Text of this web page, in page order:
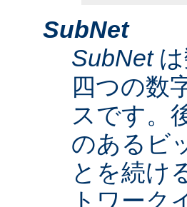
SubNet
SubNetは
四つの数
スです。
のあるビ
とを続け
トワーク